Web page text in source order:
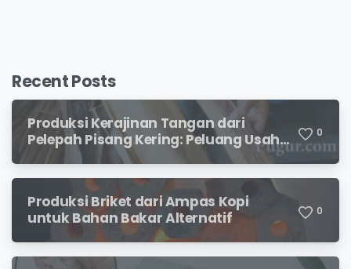
Recent Posts
Produksi Kerajinan Tangan dari
Pelepah Pisang Kering: Peluang Usaha
Kreatif Bernilai Jual
0
Produksi Briket dari Ampas Kopi
untuk Bahan Bakar Alternatif
0